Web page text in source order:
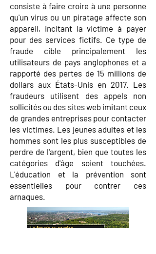
consiste à faire croire à une personne
qu'un virus ou un piratage affecte son
appareil, incitant la victime à payer
pour des services fictifs. Ce type de
fraude cible principalement les
utilisateurs de pays anglophones et a
rapporté des pertes de 15 millions de
dollars aux États-Unis en 2017. Les
fraudeurs utilisent des appels non
sollicités ou des sites web imitant ceux
de grandes entreprises pour contacter
les victimes. Les jeunes adultes et les
hommes sont les plus susceptibles de
perdre de l'argent, bien que toutes les
catégories d'âge soient touchées.
L'éducation et la prévention sont
essentielles pour contrer ces
arnaques.